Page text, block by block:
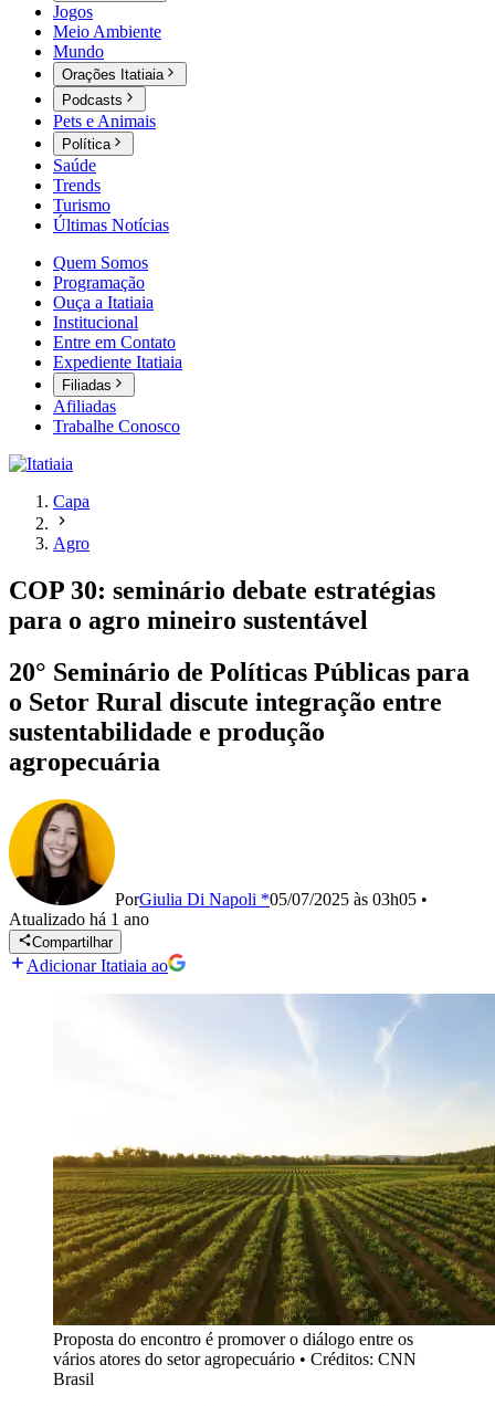
Jogos
Meio Ambiente
Mundo
Orações Itatiaia
Podcasts
Pets e Animais
Política
Saúde
Trends
Turismo
Últimas Notícias
Quem Somos
Programação
Ouça a Itatiaia
Institucional
Entre em Contato
Expediente Itatiaia
Filiadas
Afiliadas
Trabalhe Conosco
Capa
Agro
COP 30: seminário debate estratégias
para o agro mineiro sustentável
20° Seminário de Políticas Públicas para
o Setor Rural discute integração entre
sustentabilidade e produção
agropecuária
PorGiulia Di Napoli *05/07/2025 às 03h05 •
Atualizado há 1 ano
Compartilhar
Adicionar Itatiaia ao
Proposta do encontro é promover o diálogo entre os
vários atores do setor agropecuário • Créditos: CNN
Brasil